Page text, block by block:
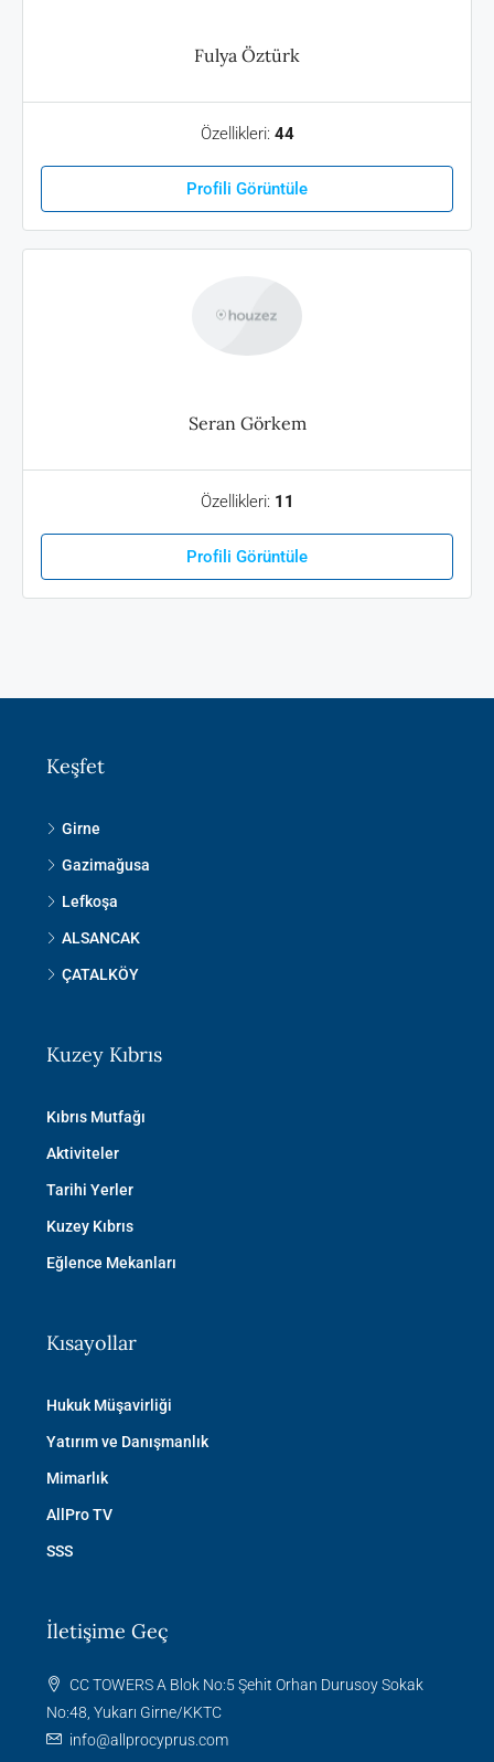
Fulya Öztürk
Özellikleri: 44
Profili Görüntüle
Seran Görkem
Özellikleri: 11
Profili Görüntüle
Keşfet
Girne
Gazimağusa
Lefkoşa
ALSANCAK
ÇATALKÖY
Kuzey Kıbrıs
Kıbrıs Mutfağı
Aktiviteler
Tarihi Yerler
Kuzey Kıbrıs
Eğlence Mekanları
Kısayollar
Hukuk Müşavirliği
Yatırım ve Danışmanlık
Mimarlık
AllPro TV
SSS
İletişime Geç
CC TOWERS A Blok No:5 Şehit Orhan Durusoy Sokak
No:48, Yukarı Girne/KKTC
info@allprocyprus.com